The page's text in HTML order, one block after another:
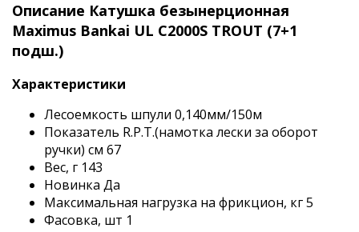
Описание Катушка безынерционная
Maximus Bankai UL C2000S TROUT (7+1
подш.)
Характеристики
Лесоемкость шпули 0,140мм/150м
Показатель R.P.T.(намотка лески за оборот
ручки) см 67
Вес, г 143
Новинка Да
Максимальная нагрузка на фрикцион, кг 5
Фасовка, шт 1